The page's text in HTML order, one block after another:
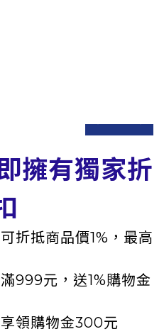
prev next
擁有獨家折
折抵商品價1% ， 最高
999元，送1%購物金
領購物金300元